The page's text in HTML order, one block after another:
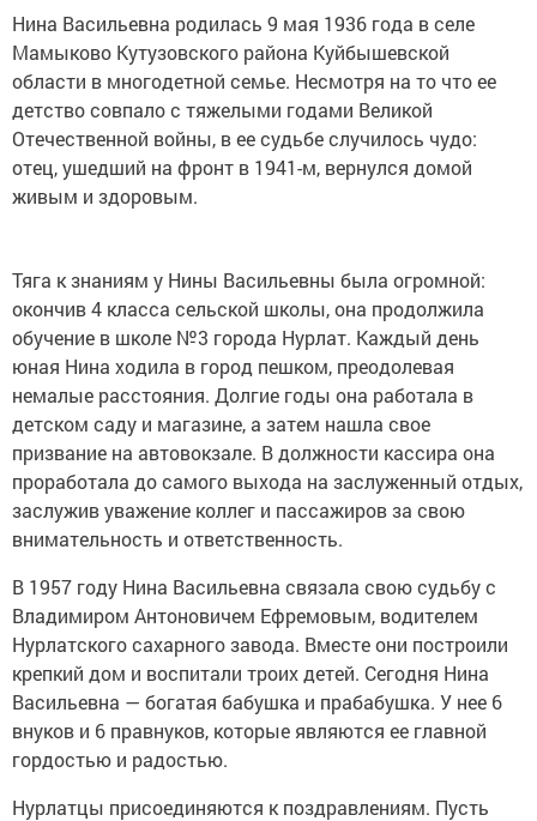
Нина Васильевна родилась 9 мая 1936 года в селе
Мамыково Кутузовского района Куйбышевской
области в многодетной семье. Несмотря на то что ее
детство совпало с тяжелыми годами Великой
Отечественной войны, в ее судьбе случилось чудо:
отец, ушедший на фронт в 1941-м, вернулся домой
живым и здоровым.
Тяга к знаниям у Нины Васильевны была огромной:
окончив 4 класса сельской школы, она продолжила
обучение в школе №3 города Нурлат. Каждый день
юная Нина ходила в город пешком, преодолевая
немалые расстояния. Долгие годы она работала в
детском саду и магазине, а затем нашла свое
призвание на автовокзале. В должности кассира она
проработала до самого выхода на заслуженный отдых,
заслужив уважение коллег и пассажиров за свою
внимательность и ответственность.
В 1957 году Нина Васильевна связала свою судьбу с
Владимиром Антоновичем Ефремовым, водителем
Нурлатского сахарного завода. Вместе они построили
крепкий дом и воспитали троих детей. Сегодня Нина
Васильевна — богатая бабушка и прабабушка. У нее 6
внуков и 6 правнуков, которые являются ее главной
гордостью и радостью.
Нурлатцы присоединяются к поздравлениям. Пусть